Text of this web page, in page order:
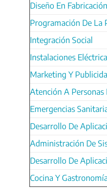
Diseño En
Programación De La
Integración Social
Instalaciones
Marketing Y
Atención A Personas
Emergencias
Desarrollo De
Administración De
Desarrollo De
Cocina Y